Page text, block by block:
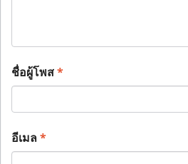
ชื่อผู้โพส*
อีเมล*